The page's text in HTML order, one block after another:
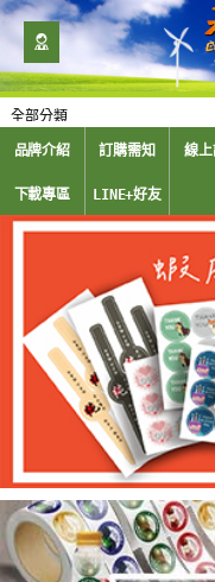
品牌介紹 訂購需知 線
下載專區 LINE+好友